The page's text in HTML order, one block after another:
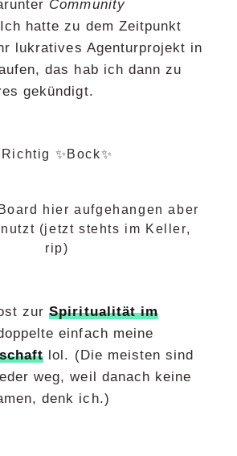
Community
hatte zu dem Zeitpunkt
lukratives Agenturprojekt in
das hab ich dann zu
gekündigt.
Richtig ✨Bock✨
hier aufgehangen aber
(jetzt stehts im Keller,
rip)
zurSpiritualität im
einfach meine
lol. (Die meisten sind
weg, weil danach keine
denk ich.)